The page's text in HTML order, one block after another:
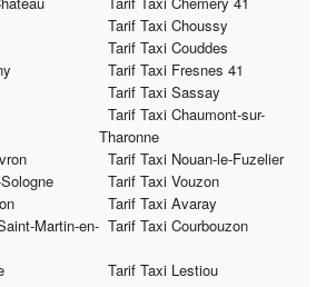
Tarif Taxi Choussy
Tarif Taxi Couddes
Tarif Taxi Fresnes 41
Tarif Taxi Sassay
Tarif Taxi Chaumont-sur-
Tharonne
Tarif Taxi Nouan-le-Fuzelier
Tarif Taxi Vouzon
Tarif Taxi Avaray
Martin-en- Tarif Taxi Courbouzon
Tarif Taxi Lestiou